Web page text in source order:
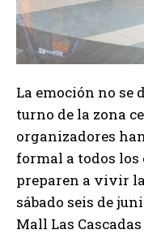
La emoción no se
turno de la zona
organizadores
formal a todos
preparen a vivir
sábado seis de
Mall Las Cascadas